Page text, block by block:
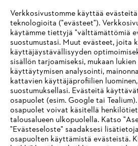
Verkkosivustomme käyttää
teknologioita ("evästeet").
käytämme tiettyjä "välttämättömiä
suostumustasi. Muut evästeet, joita
käyttäjäystävällisyyden
sisällön tarjoamiseksi, mukaan
käyttäytymisen analysointi,
kattavien käyttäjäprofiilien
suostumuksellasi. Evästeitä
osapuolet (esim. Google tai
osapuolet voivat käsitellä
talousalueen ulkopuolella. Katso
"Evästeseloste" saadaksesi
osapuolten käyttämistä evästeistä.